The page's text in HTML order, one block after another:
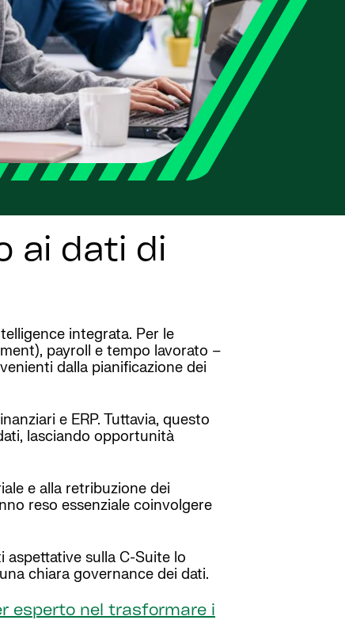
ai dati di
integrata. Per le
payroll e tempo lavorato –
dalla pianificazione dei
e ERP. Tuttavia, questo
lasciando opportunità
e alla retribuzione dei
reso essenziale coinvolgere
aspettative sulla C-Suite lo
chiara governance dei dati.
esperto nel trasformare i